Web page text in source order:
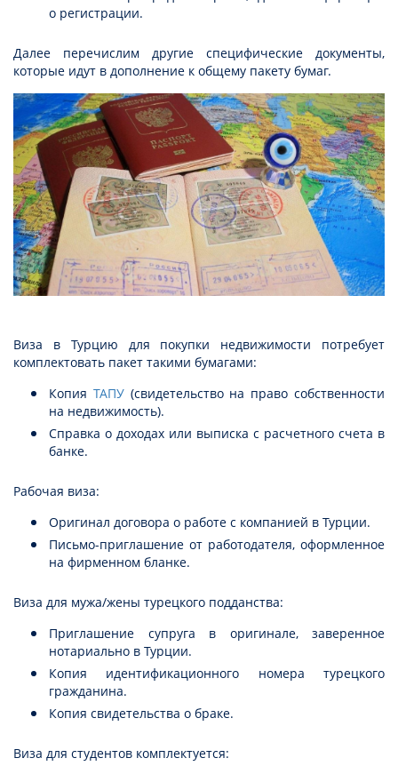
о регистрации.
Далее перечислим другие специфические документы,
которые идут в дополнение к общему пакету бумаг.
Виза в Турцию для покупки недвижимости потребует
комплектовать пакет такими бумагами:
Копия ТАПУ(свидетельство на право собственности
на недвижимость).
Справка о доходах или выписка с расчетного счета в
банке.
Рабочая виза:
Оригинал договора о работе с компанией в Турции.
Письмо-приглашение от работодателя, оформленное
на фирменном бланке.
Виза для мужа/жены турецкого подданства:
Приглашение супруга в оригинале, заверенное
нотариально в Турции.
Копия идентификационного номера турецкого
гражданина.
Копия свидетельства о браке.
Виза для студентов комплектуется: